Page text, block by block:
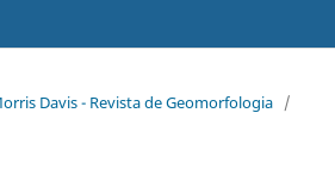
Davis - Revista de Geomorfologia /